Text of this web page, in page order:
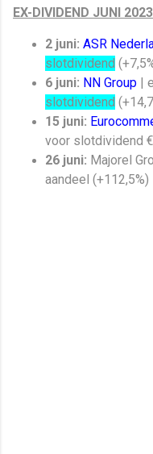
EX-DIVIDEND JUNI 2023
2 juni: ASR
slotdividend
6 juni: NN Group |
slotdividend
15 juni:
voor slotdividend
26 juni: Majorel
aandeel (+112,5%)